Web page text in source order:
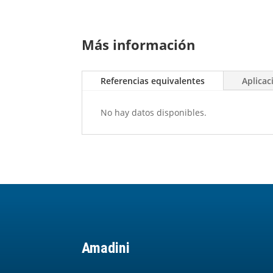
Más información
Referencias equivalentes
No hay datos disponibles.
Amadini